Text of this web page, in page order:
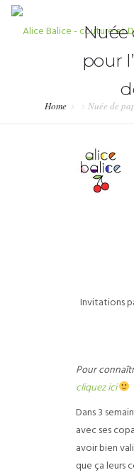
HOME
Nuée
pour
Home Nuée de
Invitations
Pour
cliquez ici
Dans 3
avec ses
avoir bien
que ça leurs